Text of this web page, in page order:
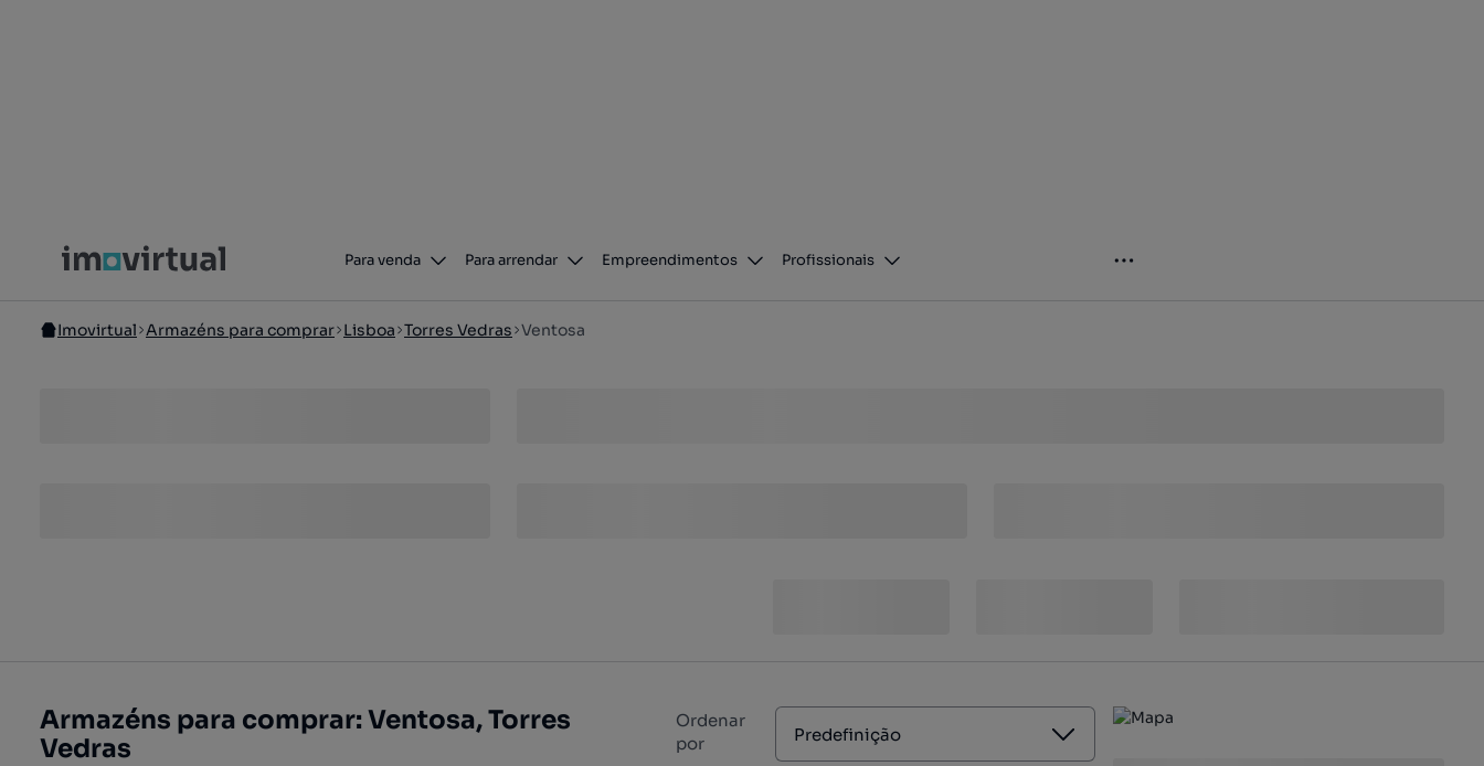
Para venda Para arrendar Empreendimentos Profissionais
Imovirtual Armazéns para comprar Lisboa Torres Vedras Ventosa
Armazéns para comprar: Ventosa, Torres
Vedras
Ordenar
por
Predefinição